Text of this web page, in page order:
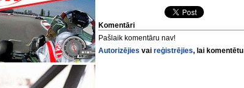
Komentāri
Pašlaik komentāru nav!
Autorizējies vai reģistrējies, lai komentētu